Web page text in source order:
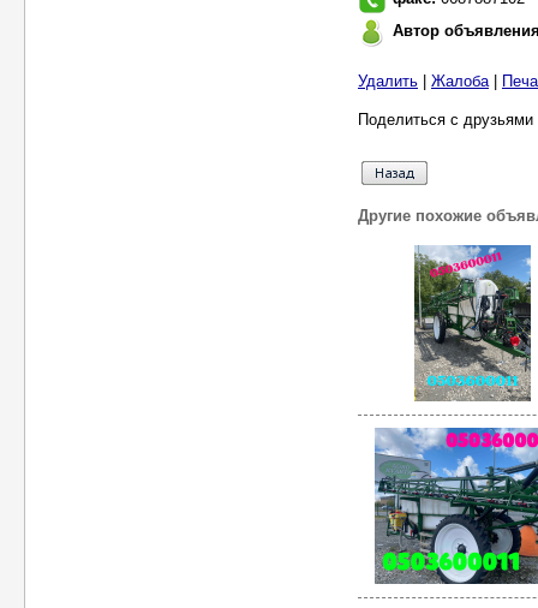
Автор
Удалить Жалоба|
Поделиться с
Другие похожие